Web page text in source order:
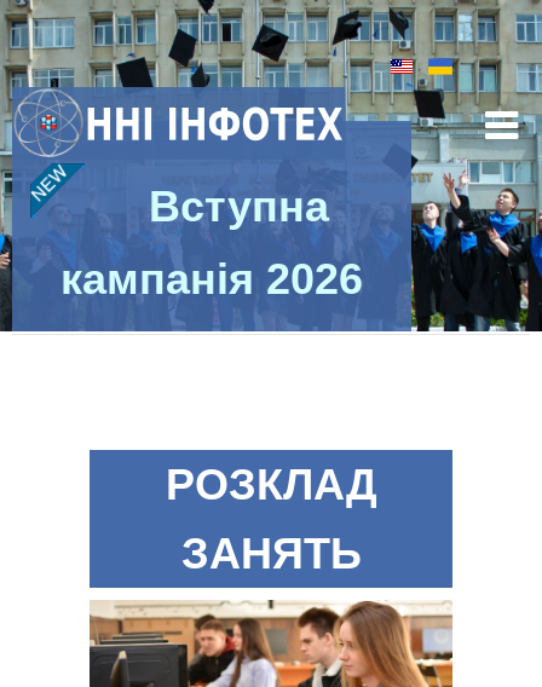
Вступна
кампанія 2026
РОЗКЛАД
ЗАНЯТЬ